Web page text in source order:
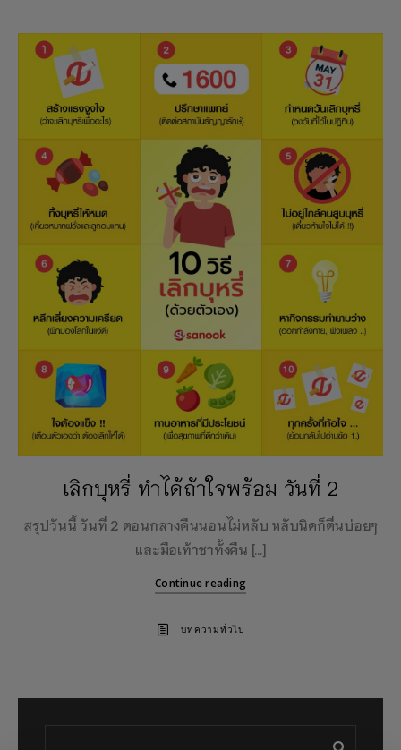
เลิกบุหรี่ ทำได้ถ้าใจพร้อม วันที่ 2
สรุปวันนี้ วันที่ 2 ตอนกลางคืนนอนไม่หลับ หลับนิดก็ตื่นบ่อยๆ
และมือเท้าชาทั้งคืน […]
Continue reading
บทความทั่วไป